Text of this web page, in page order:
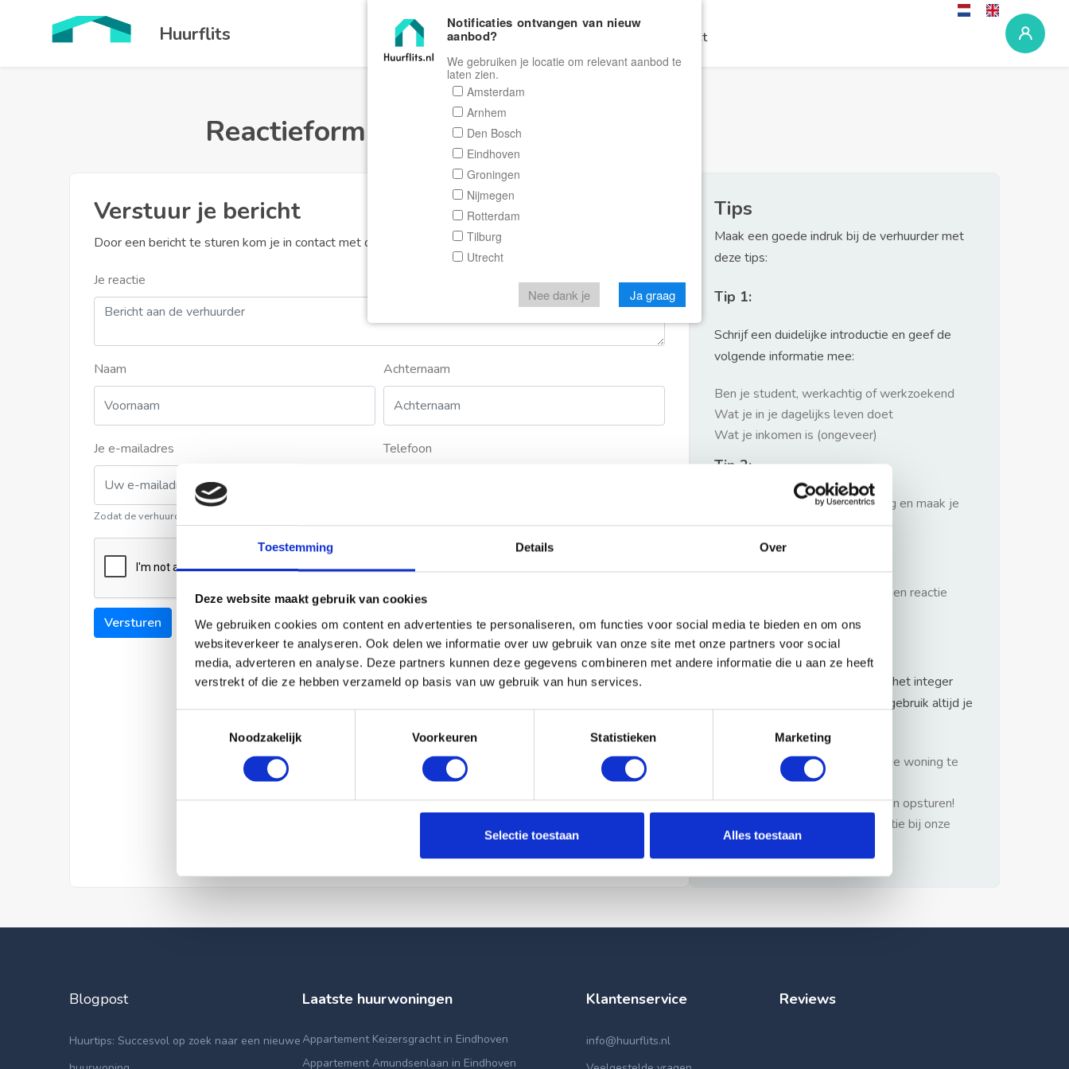
Toestemming Details Over
Deze website maakt gebruik van cookies
We gebruiken cookies om content en advertenties te personaliseren, om functies voor social media te bieden en om ons
websiteverkeer te analyseren. Ook delen we informatie over uw gebruik van onze site met onze partners voor social
media, adverteren en analyse. Deze partners kunnen deze gegevens combineren met andere informatie die u aan ze heeft
verstrekt of die ze hebben verzameld op basis van uw gebruik van hun services.
Noodzakelijk
Voorkeuren Statistieken Marketing
Selectie toestaan Alles toestaan
Huurflits Home Zoeken Contact
Reactieformulier Huurflits
Verstuur je bericht
Door een bericht te sturen kom je in contact met de aanbieder of makelaar van de woning.
Je reactie
Naam Achternaam
Je e-mailadres
Zodat de verhuurder contact met u kan opnemen
Telefoon
Versturen
Tips
Maak een goede indruk bij de verhuurder met
deze tips:
Tip 1:
Schrijf een duidelijke introductie en geef de
volgende informatie mee:
Ben je student, werkachtig of werkzoekend
Wat je in je dagelijks leven doet
Wat je inkomen is (ongeveer)
Tip 2:
Wees beleefd, niet te langdradig en maak je
verhaal kort
Wacht niet met reageren. Snel een reactie
Waarschuwing
Huurflits hecht veel waarde aan het integer
handelen van verhuurders maar gebruik altijd je
1: Nooit vooraf betalen zonder de woning te
hebben gezien.
2: Geen persoonlijke documenten opsturen!
3: Meld bij misbruik de advertentie bij onze
klantenservice.
Blogpost
Huurtips: Succesvol op zoek naar een nieuwe
Laatste huurwoningen
Appartement Keizersgracht in Eindhoven
Appartement Amundsenlaan in Eindhoven
Klantenservice
info@huurflits.nl
Reviews
Notificaties ontvangen van nieuw
aanbod?
We gebruiken je locatie om relevant aanbod te
laten zien.
Amsterdam
Arnhem
Den Bosch
Eindhoven
Groningen
Nijmegen
Rotterdam
Tilburg
Utrecht
Nee dank je Ja graag